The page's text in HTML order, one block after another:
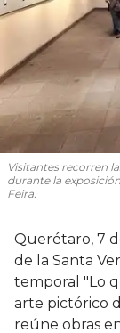
Visitantes recorren
durante la
Feira.
Querétaro, 7
de la Santa
temporal "Lo
arte pictórico
reúne obras